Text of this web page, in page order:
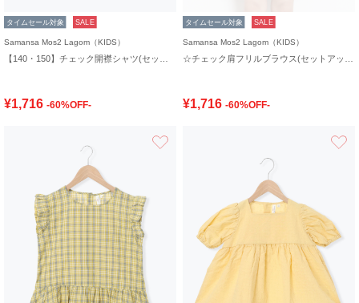
タイムセール対象 SALE
Samansa Mos2 Lagom（KIDS）
¥1,716 -60%OFF-
タイムセール対象 SALE
Samansa Mos2 Lagom（KIDS）
¥1,716 -60%OFF-